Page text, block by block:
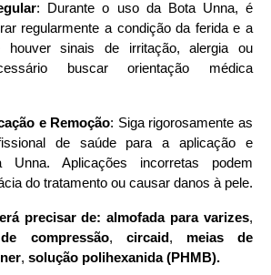
: Durante o uso da Bota Unna, é
regularmente a condição da ferida e a
houver sinais de irritação, alergia ou
buscar orientação médica
e Remoção: Siga rigorosamente as
de saúde para a aplicação e
Unna. Aplicações incorretas podem
do tratamento ou causar danos à pele.
precisar de: almofada para varizes,
compressão, circaid , meias de
, solução polihexanida (PHMB).